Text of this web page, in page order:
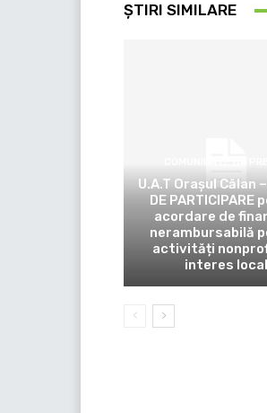
ȘTIRI SIMILARE
U.A.T Orașul Călan
DE PARTICIPARE
acordare de
nerambursabilă
activități
interes local